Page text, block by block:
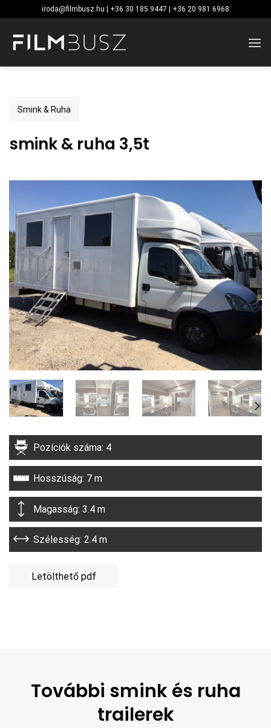
to
content
iroda@filmbusz.hu | +36 30 185 9447 | +36 20 981 6968
Smink & Ruha
smink & ruha 3,5t
Pozíciók száma: 4
Hosszúság: 7 m
Magasság: 3.4 m
Szélesség: 2.4 m
Letölthető pdf
További smink és ruha
trailerek